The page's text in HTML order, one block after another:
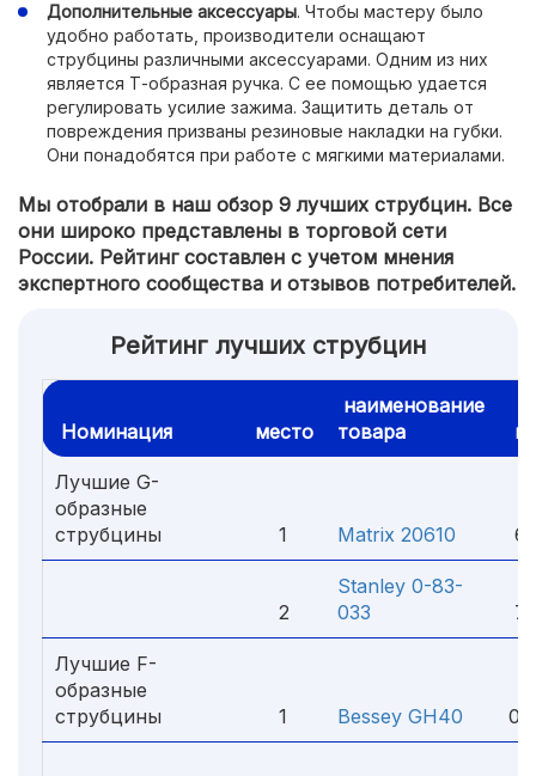
Дополнительные аксессуары. Чтобы мастеру было
удобно работать, производители оснащают
струбцины различными аксессуарами. Одним из них
является Т-образная ручка. С ее помощью удается
регулировать усилие зажима. Защитить деталь от
повреждения призваны резиновые накладки на губки.
Они понадобятся при работе с мягкими материалами.
Мы отобрали в наш обзор 9 лучших струбцин. Все
они широко представлены в торговой сети
России. Рейтинг составлен с учетом мнения
экспертного сообщества и отзывов потребителей.
Рейтинг лучших струбцин
Номинация место
наименование
товара
Лучшие G-
образные
струбцины
1 Matrix 20610
2
Stanley 0-83-
033
Лучшие F-
образные
струбцины
1 Bessey GH40